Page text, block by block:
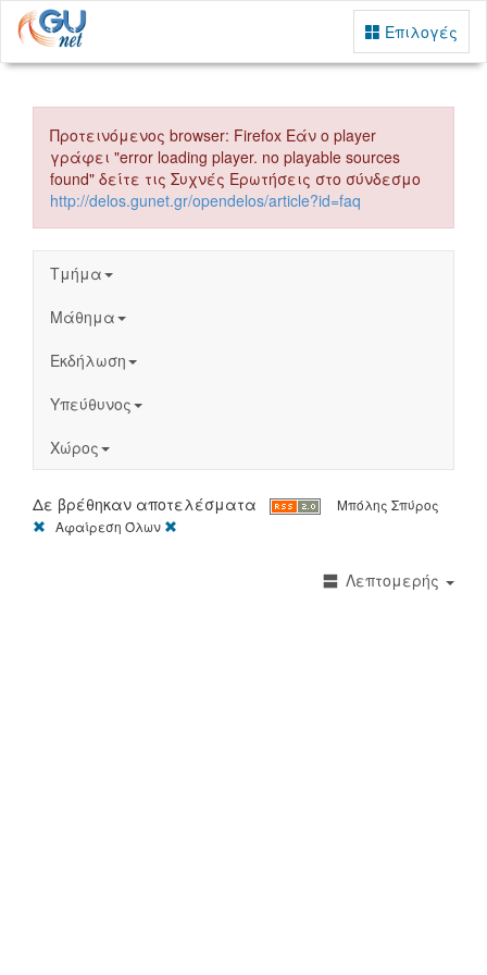
Επιλογές
Προτεινόμενος browser: Firefox Εάν ο player
γράφει "error loading player. no playable sources
found" δείτε τις Συχνές Ερωτήσεις στο σύνδεσμο
http://delos.gunet.gr/opendelos/article?id=faq
Τμήμα
Μάθημα
Εκδήλωση
Υπεύθυνος
Χώρος
Δε βρέθηκαν αποτελέσματα
Μπόλης Σπύρος
[X]Αφαίρεση Όλων
Λεπτομερής